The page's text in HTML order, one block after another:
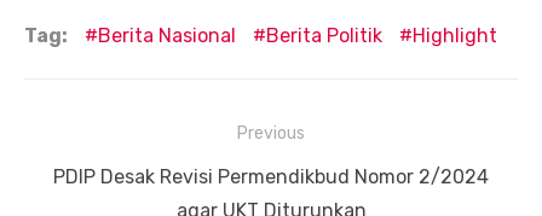
Tag: Berita Nasional Berita Politik Highlight
pos
Previous
Previous
PDIP Desak Revisi Permendikbud Nomor 2/2024
agar UKT Diturunkan